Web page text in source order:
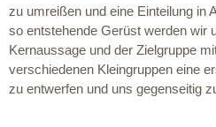
zu umreißen und eine Einteilung in
so entstehende Gerüst werden wir
Kernaussage und der Zielgruppe
verschiedenen Kleingruppen eine
zu entwerfen und uns gegenseitig